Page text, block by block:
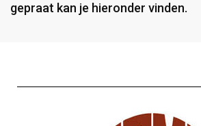
gepraat kan je hieronder vinden.